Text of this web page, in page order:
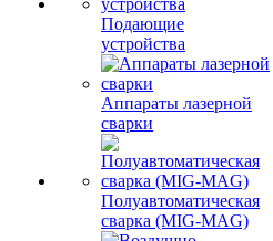
Подающие
устройства
Аппараты лазерной
сварки
Полуавтоматическая
сварка (MIG-MAG)